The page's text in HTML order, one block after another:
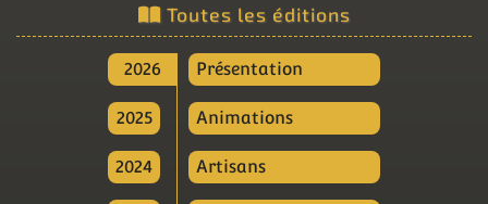
Toutes les éditions
2026
2025
2024
Présentation
Animations
Artisans